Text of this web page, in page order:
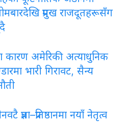
प्रमुख राजदूतहरूसँग
कारण अमेरिकी अत्याधुनिक
भारी गिरावट, सैन्य
प्रज्ञा–प्रतिष्ठानमा नयाँ नेतृत्व